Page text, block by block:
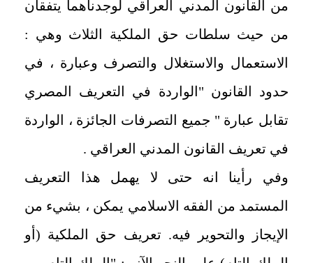
من القانون المدني العراقي لوجدناهما يتفقان
من حيث سلطات حق الملكية الثلاث وهي :
الاستعمال والاستغلال والتصرف وعبارة ، في
حدود القانون "الواردة في التعريف المصري
تقابل عبارة " جميع التصرفات الجائزة ، الواردة
في تعريف القانون المدني العراقي .
وفي رأينا انه حتى لا يهمل هذا التعريف
المستمد من الفقه الاسلامي يمكن ، بشيء من
الإيجاز والتحوير فيه. تعريف حق الملكية (أو